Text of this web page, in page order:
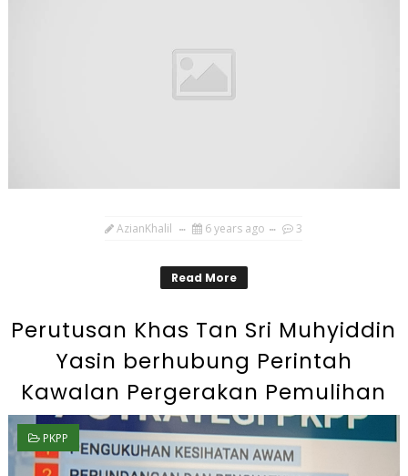
AzianKhalil 6 years ago 3
Read More
Perutusan Khas Tan Sri Muhyiddin
Yasin berhubung Perintah
Kawalan Pergerakan Pemulihan
PKPP